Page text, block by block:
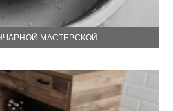
МАСТЕРСКОЙ